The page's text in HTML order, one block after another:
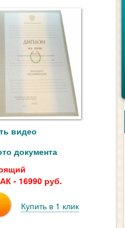
видео
документа
- 16990 руб.
Купить в 1 клик